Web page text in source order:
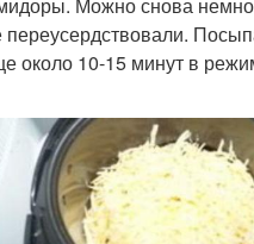
Можно снова
переусердствовали.
около 10-15 минут в